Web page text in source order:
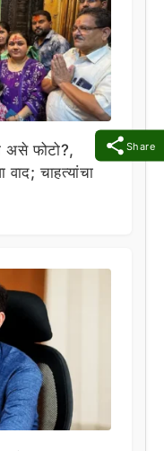
Share
असे फोटो?,
वाद; चाहत्यांचा